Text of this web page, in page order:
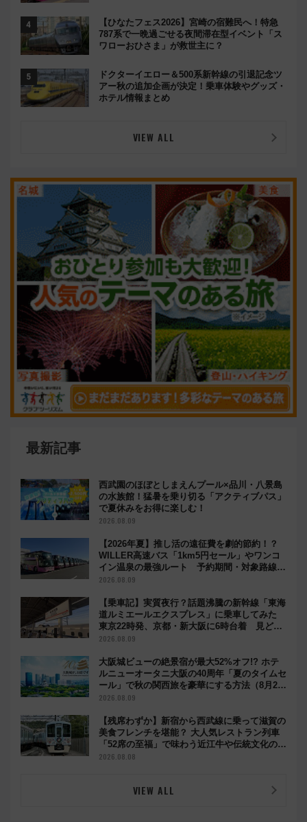
【ひなたフェス2026】宮崎の宿難民へ！特急
787系で一晩過ごせる夜間滞在型イベント「ス
ワローおひさま」が救世主に？
ドクターイエロー＆500系新幹線の引退記念ツ
アー秋の追加企画が決定！乗車体験やグッズ・
ホテル情報まとめ
VIEW ALL
最新記事
西武園のほぼとしまえんプール×品川・八景島
の水族館！猛暑を乗り切る「アクティブパス」
で夏休みをお得に楽しむ！
2026.08.09
【2026年夏】推し活の遠征費を劇的節約！？
WILLER高速バス「1km5円セール」やワンコ
イン温泉の最強ルート 予約期間・対象路線ま
とめ
2026.08.09
【乗車記】実質夜行？話題沸騰の新幹線「東海
道ルミエールエクスプレス」に乗車してみた
東京22時発、京都・新大阪に6時台着 見どこ
ろは岐阜羽島の素晴らし過ぎる朝
2026.08.09
大阪城ビューの絶景宿が最大52%オフ!? ホテ
ルニューオータニ大阪の40周年「夏のタイムセ
ール」で秋の関西旅を豪華にする方法（8月20
日まで！）
2026.08.09
【残席わずか】新宿から西武線に乗って滋賀の
美食フレンチを堪能？ 大人気レストラン列車
「52席の至福」で味わう近江牛や伝統文化の特
別コラボ
2026.08.08
VIEW ALL